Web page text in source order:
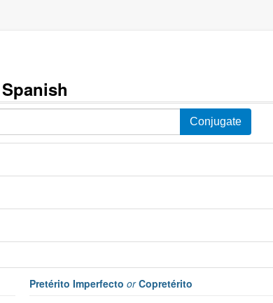
Pretérito ImperfectoorCopretérito